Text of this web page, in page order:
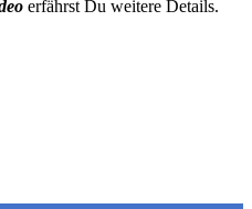
erfährst Du weitere Details.